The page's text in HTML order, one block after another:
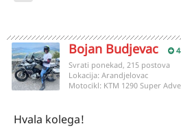
Bojan Budjevac
Svrati ponekad, 215 postova
Lokacija: Arandjelovac
Motocikl: KTM 1290 Super
Hvala kolega!